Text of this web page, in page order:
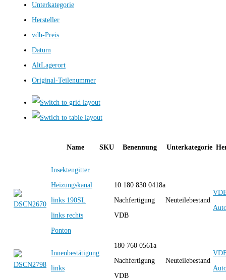
Unterkategorie
Hersteller
vdh-Preis
Datum
AltLagerort
Original-Teilenummer
Name SKU Benennung Unterkategorie
Insektengitter
Heizungskanal
links 190SL
links rechts
Ponton
10 180 830 0418a
Nachfertigung
VDB
Neuteilebestand
Innenbestätigung
links
180 760 0561a
Nachfertigung
VDB
Neuteilebestand